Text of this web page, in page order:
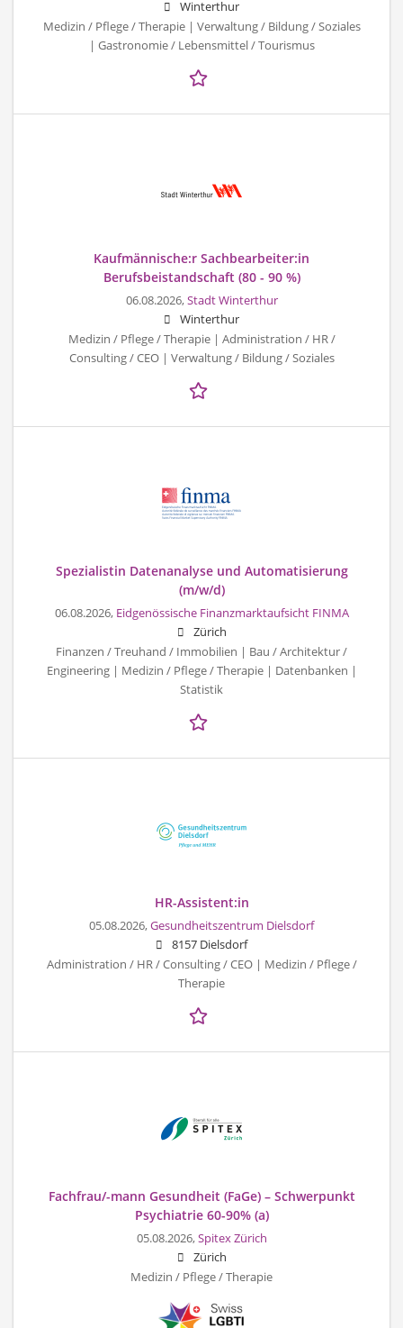
Winterthur
Medizin / Pflege / Therapie | Verwaltung / Bildung / Soziales
| Gastronomie / Lebensmittel / Tourismus
Kaufmännische:r Sachbearbeiter:in
Berufsbeistandschaft (80 - 90 %)
06.08.2026,Stadt Winterthur
Winterthur
Medizin / Pflege / Therapie | Administration / HR /
Consulting / CEO | Verwaltung / Bildung / Soziales
Spezialistin Datenanalyse und Automatisierung
(m/w/d)
06.08.2026, Eidgenössische Finanzmarktaufsicht FINMA
Zürich
Finanzen / Treuhand / Immobilien | Bau / Architektur /
Engineering | Medizin / Pflege / Therapie | Datenbanken |
Statistik
HR-Assistent:in
05.08.2026,Gesundheitszentrum Dielsdorf
8157 Dielsdorf
Administration / HR / Consulting / CEO | Medizin / Pflege /
Therapie
Fachfrau/-mann Gesundheit (FaGe) – Schwerpunkt
Psychiatrie 60-90% (a)
05.08.2026,Spitex Zürich
Zürich
Medizin / Pflege / Therapie